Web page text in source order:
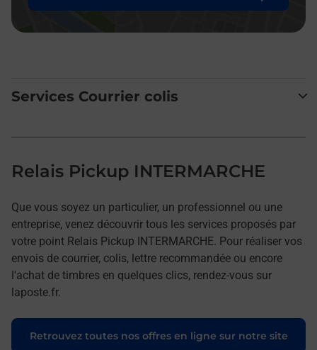
Services Courrier colis
Relais Pickup INTERMARCHE
Que vous soyez un particulier, un professionnel ou une
entreprise, venez découvrir tous les services proposés par
votre point Relais Pickup INTERMARCHE. Pour réaliser vos
envois de courrier, colis, lettre recommandée ou encore
l'achat de timbres en quelques clics, rendez-vous sur
laposte.fr.
Retrouvez toutes nos offres en ligne sur notre site